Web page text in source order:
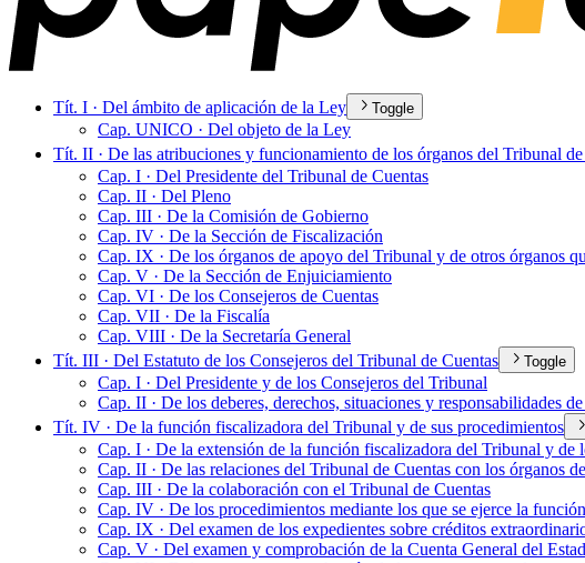
Tít. I · Del ámbito de aplicación de la Ley Toggle
Cap. UNICO · Del objeto de la Ley
Tít. II · De las atribuciones y funcionamiento de los órganos del Tribunal de
Cap. I · Del Presidente del Tribunal de Cuentas
Cap. II · Del Pleno
Cap. III · De la Comisión de Gobierno
Cap. IV · De la Sección de Fiscalización
Cap. IX · De los órganos de apoyo del Tribunal y de otros órganos
Cap. V · De la Sección de Enjuiciamiento
Cap. VI · De los Consejeros de Cuentas
Cap. VII · De la Fiscalía
Cap. VIII · De la Secretaría General
Tít. III · Del Estatuto de los Consejeros del Tribunal de Cuentas
Toggle
Cap. I · Del Presidente y de los Consejeros del Tribunal
Cap. II · De los deberes, derechos, situaciones y responsabilidades
Tít. IV · De la función fiscalizadora del Tribunal y de sus procedimientos
Cap. I · De la extensión de la función fiscalizadora del Tribunal y de
Cap. II · De las relaciones del Tribunal de Cuentas con los órganos
Cap. III · De la colaboración con el Tribunal de Cuentas
Cap. IV · De los procedimientos mediante los que se ejerce la
Cap. IX · Del examen de los expedientes sobre créditos
Cap. V · Del examen y comprobación de la Cuenta General del